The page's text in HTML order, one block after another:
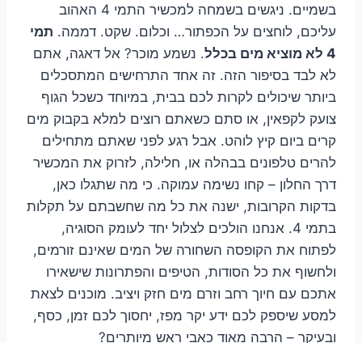
בשמיים. ניגשים בשמחה למכשיר התמי 4 האהוב
עליכם, לוחצים על הכפתור… וכלום. שקט. דממה. תמי
4 לא מוציא מים בכלל
. נשמע מוכר? אל דאגה, אתם
לא לבד בסיפור הזה. זה אחד התרחישים המתסכלים
ביותר שיכולים לקרות לכם בבית, במיוחד כשכל הגוף
צועק לקפאין, או סתם כשאתם רוצים למלא בקבוק מים
קרים ביום קיץ לוהט. אבל רגע לפני שאתם מתחילים
להרים טלפונים בבהלה או, חלילה, לזרוק את המכשיר
דרך החלון – קחו נשימה עמוקה. כי מה שתגלו כאן,
בדקות הקרובות, ישנה את כל מה שחשבתם על תקלות
בתמי 4. אנחנו הולכים לצלול יחד לעומק הסוגיה,
לפתוח את הקופסה השחורה של המים שאינם זורמים,
ולחשוף את כל הסודות, הטיפים והפתרונות שישאירו
אתכם עם חיוך רחב וזרם מים חזק ויציב. מוכנים לצאת
למסע שיספק לכם ידע יקר מפז, יחסוך לכם זמן, כסף,
ובעיקר – הרבה מאוד כאבי ראש מיותרים?